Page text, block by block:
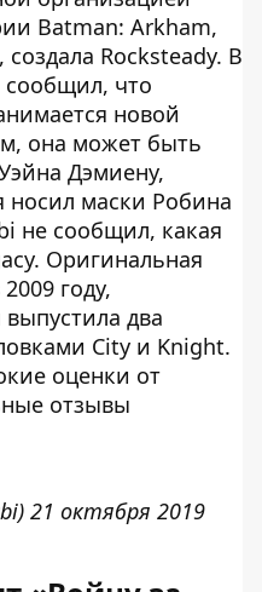
Batman: Arkham,
Rocksteady. В
сообщил, что
новой
она может быть
Дэмиену,
носил маски Робина
не сообщил, какая
Оригинальная
году,
два
City и Knight.
оценки от
отзывы
21 октября 2019